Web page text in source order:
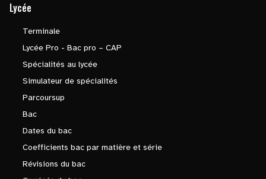
Lycée
Terminale
Lycée Pro - Bac pro – CAP
Spécialités au lycée
Simulateur de spécialités
Parcoursup
Bac
Dates du bac
Coefficients bac par matière et série
Révisions du bac